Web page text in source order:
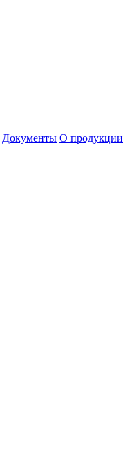
Документы О продукции